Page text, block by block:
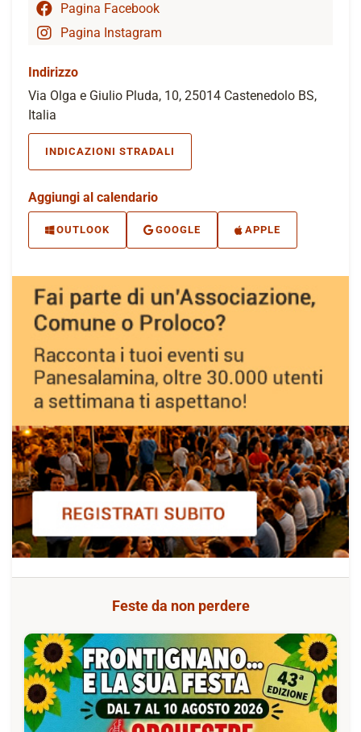
Pagina Facebook
Pagina Instagram
Indirizzo
Via Olga e Giulio Pluda, 10, 25014 Castenedolo BS,
Italia
INDICAZIONI STRADALI
Aggiungi al calendario
OUTLOOK GOOGLE APPLE
Feste da non perdere